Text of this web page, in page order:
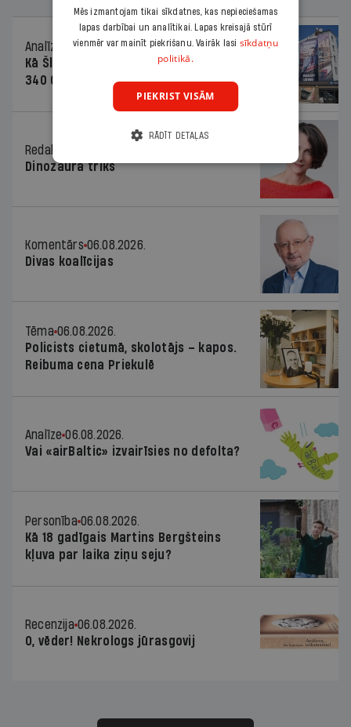
Analīze
06.08.2026.
Kā Šlesera partija palika nesodīta par
340 000 vērtu reklāmas kampaņu
Redaktores sleja
Dinozaura triks
Komentārs 06.08.2026.
Divas koalīcijas
Tēma 06.08.2026.
Policists cietumā, skolotājs – kapos.
Reibuma cena Priekulē
Analīze 06.08.2026.
Vai «airBaltic» izvairīsies no defolta?
Personība 06.08.2026.
Kā 18 gadīgais Martins Bergšteins
kļuva par laika ziņu seju?
Recenzija 06.08.2026.
O, vēder! Nekrologs jūrasgovij
Mēs izmantojam tikai sīkdatnes, kas nepieciešamas
lapas darbībai un analītikai. Lapas kreisajā stūrī
vienmēr var mainīt piekrišanu. Vairāk lasi sīkdatņu
politikā.
PIEKRIST VISĀM
RĀDĪT DETAĻAS